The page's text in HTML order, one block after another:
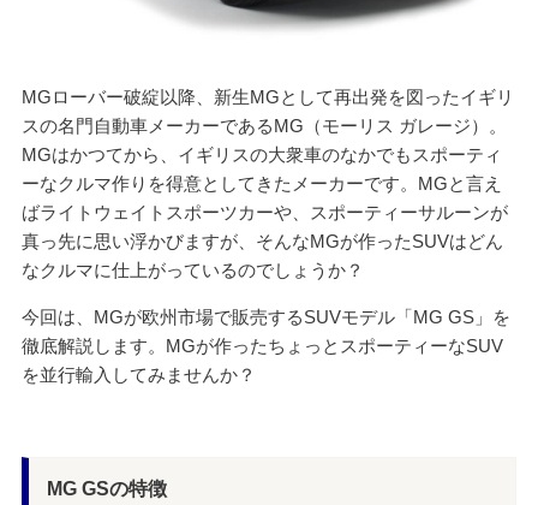
MGローバー破綻以降、新生MGとして再出発を図ったイギリ
スの名門自動車メーカーであるMG（モーリス ガレージ）。
MGはかつてから、イギリスの大衆車のなかでもスポーティ
ーなクルマ作りを得意としてきたメーカーです。MGと言え
ばライトウェイトスポーツカーや、スポーティーサルーンが
真っ先に思い浮かびますが、そんなMGが作ったSUVはどん
なクルマに仕上がっているのでしょうか？
今回は、MGが欧州市場で販売するSUVモデル「MG GS」を
徹底解説します。MGが作ったちょっとスポーティーなSUV
を並行輸入してみませんか？
MG GSの特徴